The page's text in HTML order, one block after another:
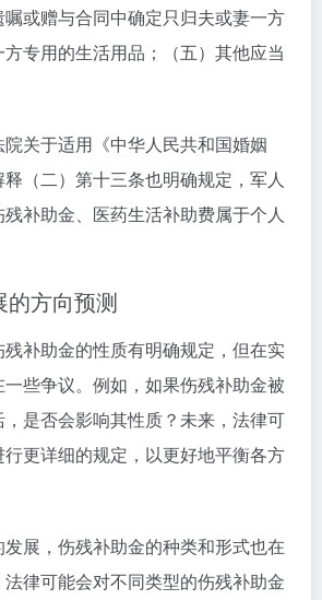
或赠与合同中确定只归夫或妻一方
专用的生活用品；（五）其他应当
关于适用《中华人民共和国婚姻
（二）第十三条也明确规定，军人
补助金、医药生活补助费属于个人
的方向预测
补助金的性质有明确规定，但在实
些争议。例如，如果伤残补助金被
是否会影响其性质？未来，法律可
更详细的规定，以更好地平衡各方
展，伤残补助金的种类和形式也在
律可能会对不同类型的伤残补助金